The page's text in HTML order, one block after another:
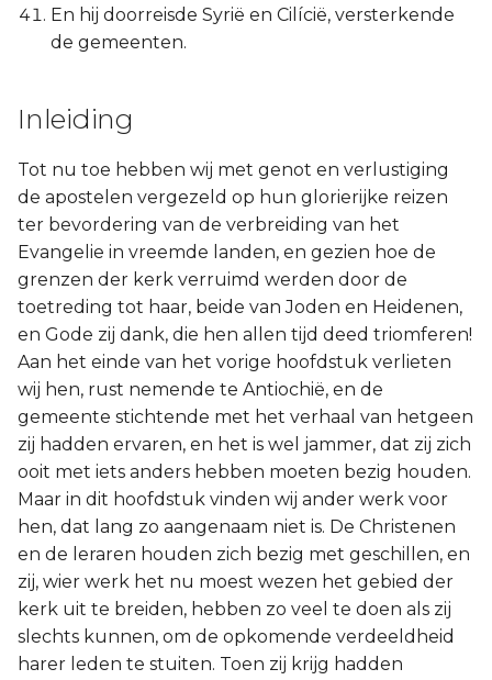
En hij doorreisde Syrië en Cilícië, versterkende
de gemeenten.
Inleiding
Tot nu toe hebben wij met genot en verlustiging
de apostelen vergezeld op hun glorierijke reizen
ter bevordering van de verbreiding van het
Evangelie in vreemde landen, en gezien hoe de
grenzen der kerk verruimd werden door de
toetreding tot haar, beide van Joden en Heidenen,
en Gode zij dank, die hen allen tijd deed triomferen!
Aan het einde van het vorige hoofdstuk verlieten
wij hen, rust nemende te Antiochië, en de
gemeente stichtende met het verhaal van hetgeen
zij hadden ervaren, en het is wel jammer, dat zij zich
ooit met iets anders hebben moeten bezig houden.
Maar in dit hoofdstuk vinden wij ander werk voor
hen, dat lang zo aangenaam niet is. De Christenen
en de leraren houden zich bezig met geschillen, en
zij, wier werk het nu moest wezen het gebied der
kerk uit te breiden, hebben zo veel te doen als zij
slechts kunnen, om de opkomende verdeeldheid
harer leden te stuiten. Toen zij krijg hadden